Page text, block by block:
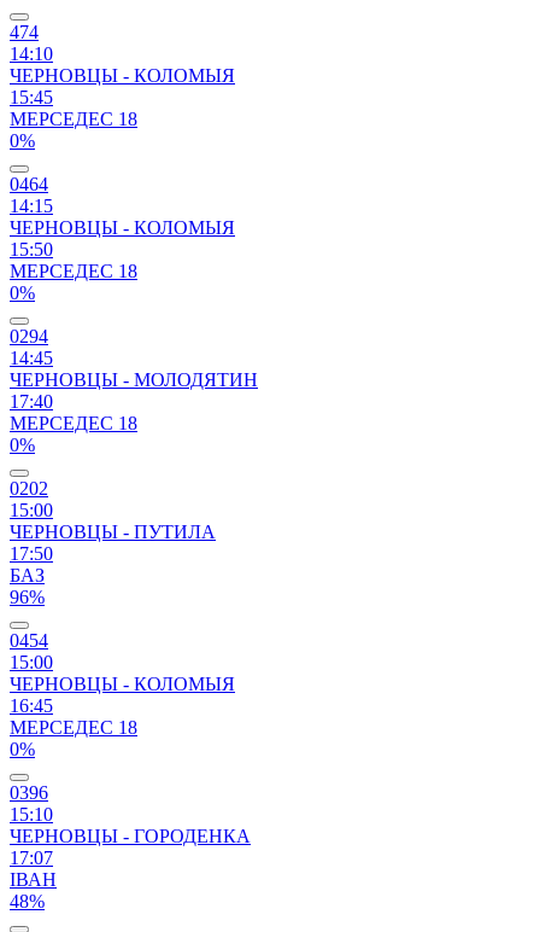
474
14:10
ЧЕРНОВЦЫ - КОЛОМЫЯ
15:45
МЕРСЕДЕС 18
0%
0464
14:15
ЧЕРНОВЦЫ - КОЛОМЫЯ
15:50
МЕРСЕДЕС 18
0%
0294
14:45
ЧЕРНОВЦЫ - МОЛОДЯТИН
17:40
МЕРСЕДЕС 18
0%
0202
15:00
ЧЕРНОВЦЫ - ПУТИЛА
17:50
БАЗ
96%
0454
15:00
ЧЕРНОВЦЫ - КОЛОМЫЯ
16:45
МЕРСЕДЕС 18
0%
0396
15:10
ЧЕРНОВЦЫ - ГОРОДЕНКА
17:07
ІВАН
48%